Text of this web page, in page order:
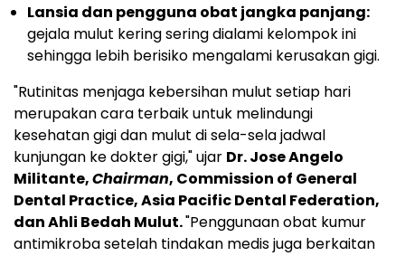
Lansia dan pengguna obat jangka panjang:
gejala mulut kering sering dialami kelompok ini
sehingga lebih berisiko mengalami kerusakan gigi.
"Rutinitas menjaga kebersihan mulut setiap hari
merupakan cara terbaik untuk melindungi
kesehatan gigi dan mulut di sela-sela jadwal
kunjungan ke dokter gigi," ujar Dr. Jose Angelo
Militante,Chairman, Commission of General
Dental Practice, Asia Pacific Dental Federation,
dan Ahli Bedah Mulut."Penggunaan obat kumur
antimikroba setelah tindakan medis juga berkaitan